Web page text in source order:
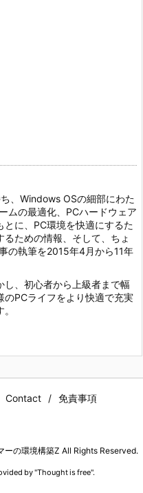
、Windows OSの細部にわた
ムの最適化、PCハードウェア
とに、PC環境を快適にするた
ための情報、そして、ちょ
の執筆を2015年4月から11年
し、初心者から上級者まで幅
のPCライフをより快適で充実
Contact 免責事項
ーの環境構築Z All Rights Reserved.
by "Thought is free".